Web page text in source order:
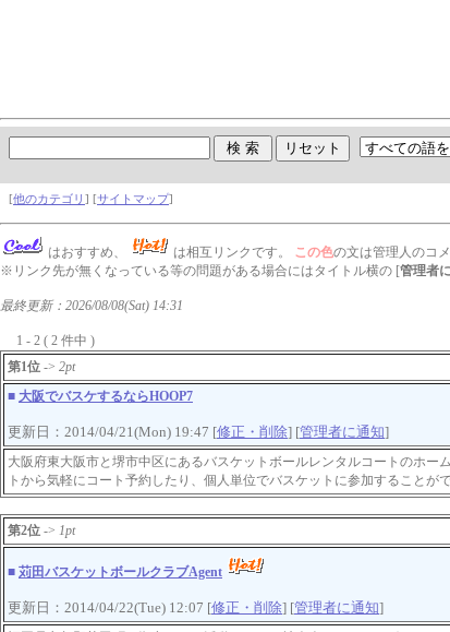
[他のカテゴリ ] [サイトマップ]
はおすすめ、 は相互リンクです。 この色の文は管理人のコメ
※リンク先が無くなっている等の問題がある場合にはタイトル横の [管理者
最終更新：2026/08/08(Sat) 14:31
1 - 2 ( 2 件中 )
第1位 -> 2pt
■ 大阪でバスケするならHOOP7
更新日：2014/04/21(Mon) 19:47 [修正・削除] [管理者に通知]
大阪府東大阪市と堺市中区にあるバスケットボールレンタルコートのホー
トから気軽にコート予約したり、個人単位でバスケットに参加することが
第2位 -> 1pt
■ 苅田バスケットボールクラブAgent
更新日：2014/04/22(Tue) 12:07 [修正・削除] [管理者に通知]